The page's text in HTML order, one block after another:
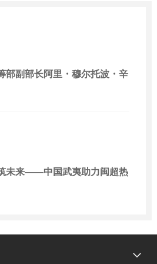
部副部长阿里・穆尔托波・辛
未来——中国武夷助力闽超热